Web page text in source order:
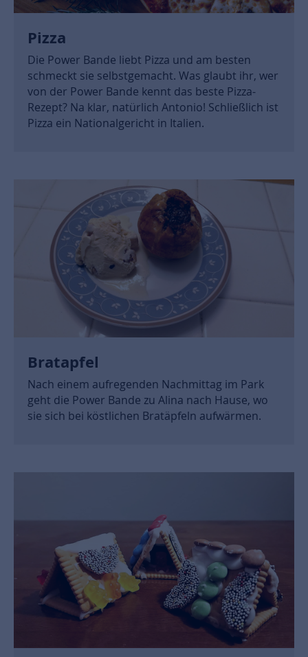
Pizza
Die Power Bande liebt Pizza und am besten
schmeckt sie selbstgemacht. Was glaubt ihr, wer
von der Power Bande kennt das beste Pizza-
Rezept? Na klar, natürlich Antonio! Schließlich ist
Pizza ein Nationalgericht in Italien.
Bratapfel
Nach einem aufregenden Nachmittag im Park
geht die Power Bande zu Alina nach Hause, wo
sie sich bei köstlichen Bratäpfeln aufwärmen.